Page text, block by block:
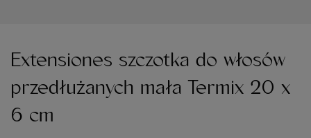
Extensiones szczotka do włosów
przedłużanych mała Termix 20 x
6 cm